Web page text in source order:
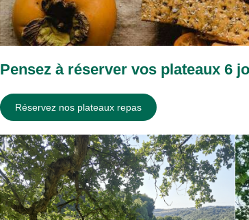
Pensez à réserver vos plateaux 6
Réservez nos plateaux repas